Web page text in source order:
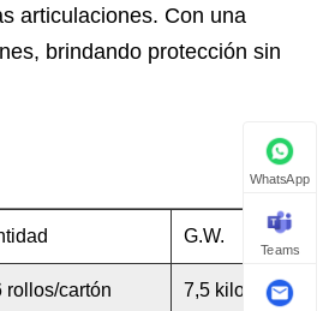
articulaciones. Con una
brindando protección sin
G.W.
rollos/cartón 7,5 kilos
WhatsApp
Teams